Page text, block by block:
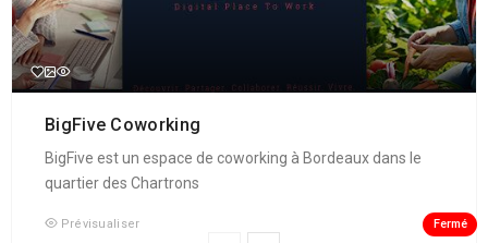
BigFive Coworking
BigFive est un espace de coworking à Bordeaux dans le
quartier des Chartrons
Prévisualiser Fermé